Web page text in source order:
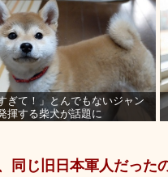
ぎて！」とんでもないジャン
揮する柴犬が話題に
同じ旧日本軍人だった